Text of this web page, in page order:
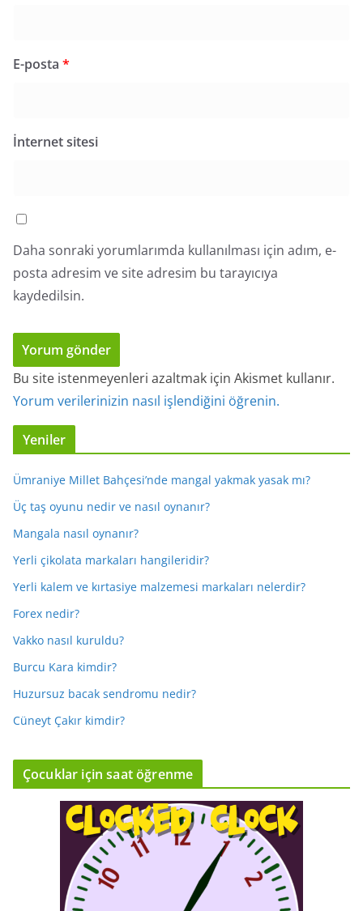
E-posta *
İnternet sitesi
Daha sonraki yorumlarımda kullanılması için adım, e-
posta adresim ve site adresim bu tarayıcıya
kaydedilsin.
Bu site istenmeyenleri azaltmak için Akismet kullanır.
Yorum verilerinizin nasıl işlendiğini öğrenin.
Yeniler
Ümraniye Millet Bahçesi’nde mangal yakmak yasak mı?
Üç taş oyunu nedir ve nasıl oynanır?
Mangala nasıl oynanır?
Yerli çikolata markaları hangileridir?
Yerli kalem ve kırtasiye malzemesi markaları nelerdir?
Forex nedir?
Vakko nasıl kuruldu?
Burcu Kara kimdir?
Huzursuz bacak sendromu nedir?
Cüneyt Çakır kimdir?
Çocuklar için saat öğrenme